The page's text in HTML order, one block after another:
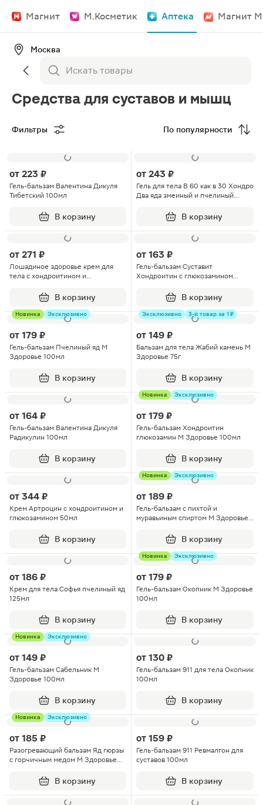
Магнит М.Косметик Аптека Магнит
Москва
Средства для суставов и мышц
Фильтры По популярности
от 223 ₽
Гель-бальзам Валентина Дикуля
Тибетский 100мл
В корзину
от 243 ₽
Гель для тела В 60 как в 30 Хондро
Два яда змеиный и пчелиный
В корзину
от 271 ₽
Лошадиное здоровье крем для
тела с хондроитином и
В корзину
от 163 ₽
Гель-бальзам Суставит
Хондроитин с глюкозамином
В корзину
Новинка Эксклюзивно
от 179 ₽
Гель-бальзам Пчелиный яд М
Здоровье 100мл
В корзину
Эксклюзивно 3-й товар за 1 ₽
от 149 ₽
Бальзам для тела Жабий камень М
Здоровье 75г
В корзину
от 164 ₽
Гель-бальзам Валентина Дикуля
Радикулин 100мл
В корзину
Новинка Эксклюзивно
от 179 ₽
Гель-бальзам Хондроитин
глюкозамин М Здоровье 100мл
В корзину
от 344 ₽
Крем Артроцин с хондроитином и
глюкозамином 50мл
В корзину
Новинка Эксклюзивно
от 189 ₽
Гель-бальзам с пихтой и
муравьиным спиртом М Здоровье
В корзину
от 186 ₽
Крем для тела Софья пчелиный яд
125мл
В корзину
Новинка Эксклюзивно
от 179 ₽
Гель-бальзам Окопник М Здоровье
100мл
В корзину
Новинка Эксклюзивно
от 149 ₽
Гель-бальзам Сабельник М
Здоровье 100мл
В корзину
от 130 ₽
Гель-бальзам 911 для тела Окопник
100мл
В корзину
Новинка Эксклюзивно
от 185 ₽
Разогревающий бальзам Яд гюрзы
с горчичным медом М Здоровье
В корзину
от 159 ₽
Гель-бальзам 911 Ревмалгон для
суставов 100мл
В корзину